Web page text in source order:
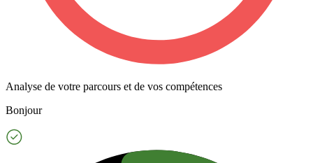
Analyse de votre parcours et de vos compétences
Bonjour